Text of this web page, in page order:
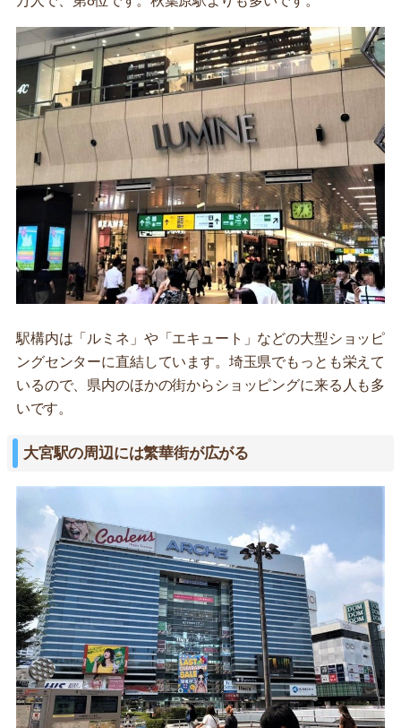
駅構内は「ルミネ」や「エキュート」などの大型ショッピ
ングセンターに直結しています。埼玉県でもっとも栄えて
いるので、県内のほかの街からショッピングに来る人も多
いです。
大宮駅の周辺には繁華街が広がる